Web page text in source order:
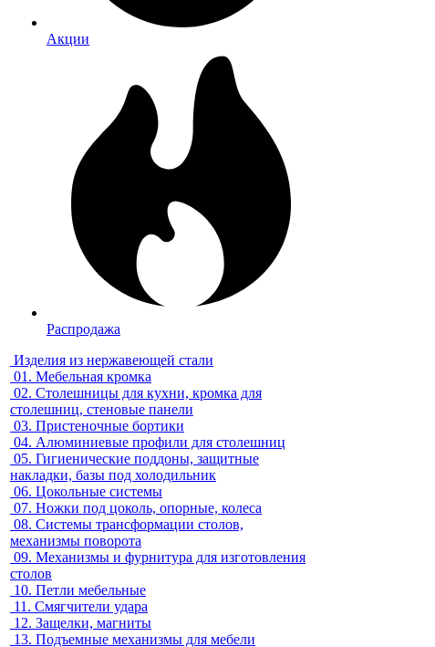
Акции
Распродажа
Изделия из нержавеющей стали
01. Мебельная кромка
02. Столешницы для кухни, кромка для
столешниц, стеновые панели
03. Пристеночные бортики
04. Алюминиевые профили для столешниц
05. Гигиенические поддоны, защитные
накладки, базы под холодильник
06. Цокольные системы
07. Ножки под цоколь, опорные, колеса
08. Системы трансформации столов,
механизмы поворота
09. Механизмы и фурнитура для изготовления
столов
10. Петли мебельные
11. Смягчители удара
12. Защелки, магниты
13. Подъемные механизмы для мебели